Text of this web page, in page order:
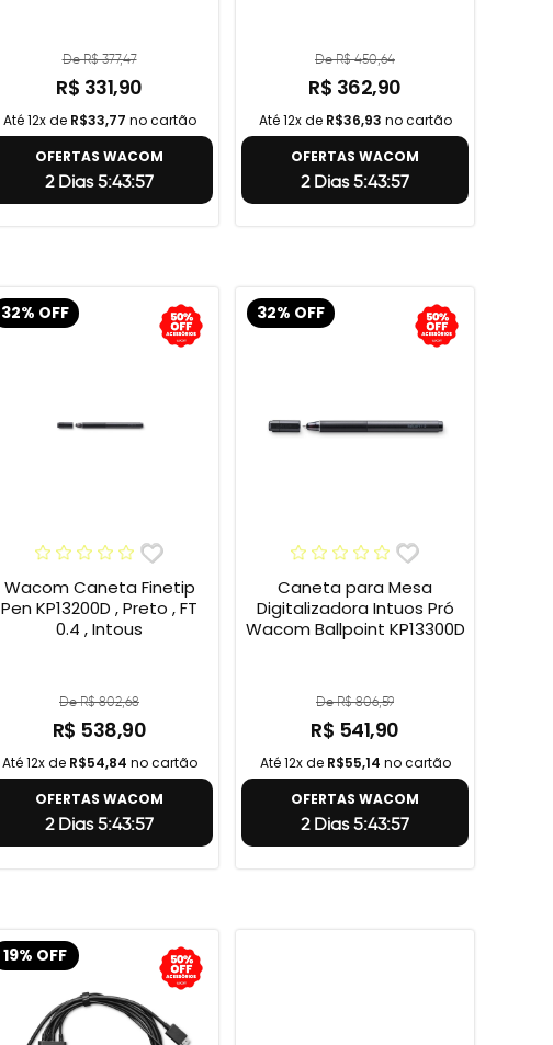
De R$ 377,47
R$ 331,90
Até 12x de R$33,77 no cartão
OFERTAS WACOM
2 Dias 5:43:56
De R$ 450,64
R$ 362,90
Até 12x de R$36,93 no cartão
OFERTAS WACOM
2 Dias 5:43:56
32% OFF
Wacom Caneta Finetip
Pen KP13200D , Preto , FT
0.4 , Intous
De R$ 802,68
R$ 538,90
Até 12x de R$54,84 no cartão
OFERTAS WACOM
2 Dias 5:43:56
32% OFF
Caneta para Mesa
Digitalizadora Intuos Pró
Wacom Ballpoint KP13300D
De R$ 806,59
R$ 541,90
Até 12x de R$55,14 no cartão
OFERTAS WACOM
2 Dias 5:43:56
19% OFF